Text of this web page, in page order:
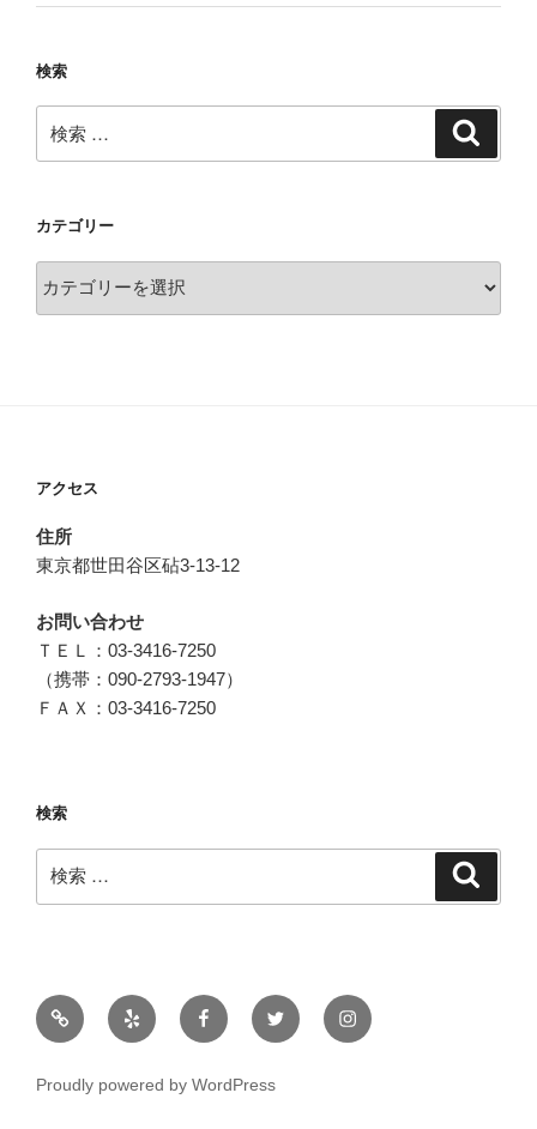
検索
索:
カテゴリー
アクセス
住所
東京都世田谷区砧3-13-12
お問い合わせ
ＴＥＬ：03-3416-7250
（携帯：090-2793-1947）
ＦＡＸ：03-3416-7250
検索
検
索:
メ
ー
Proudly powered by WordPress